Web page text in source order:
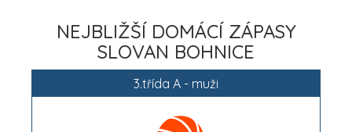
NEJBLIŽŠÍ DOMÁCÍ ZÁPASY
SLOVAN BOHNICE
3.třída A - muži